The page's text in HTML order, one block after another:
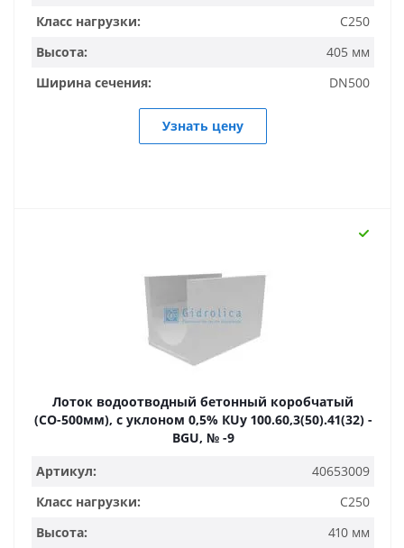
Класс нагрузки:
C250
Высота:
405 мм
Ширина сечения:
DN500
Узнать цену
Лоток водоотводный бетонный коробчатый
(СО-500мм), с уклоном 0,5% КUу 100.60,3(50).41(32) -
BGU, № -9
Артикул:
40653009
Класс нагрузки:
C250
Высота:
410 мм